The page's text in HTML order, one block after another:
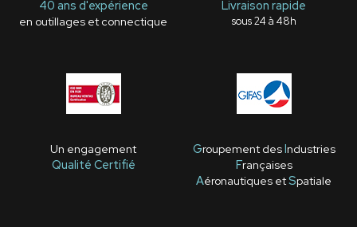
40 ans d'expérience
en outillages et connectique
Livraison rapide
sous 24 à 48h
Un engagement
Qualité Certifié
Groupement desIndustries
Françaises
Aéronautiques etSpatiale